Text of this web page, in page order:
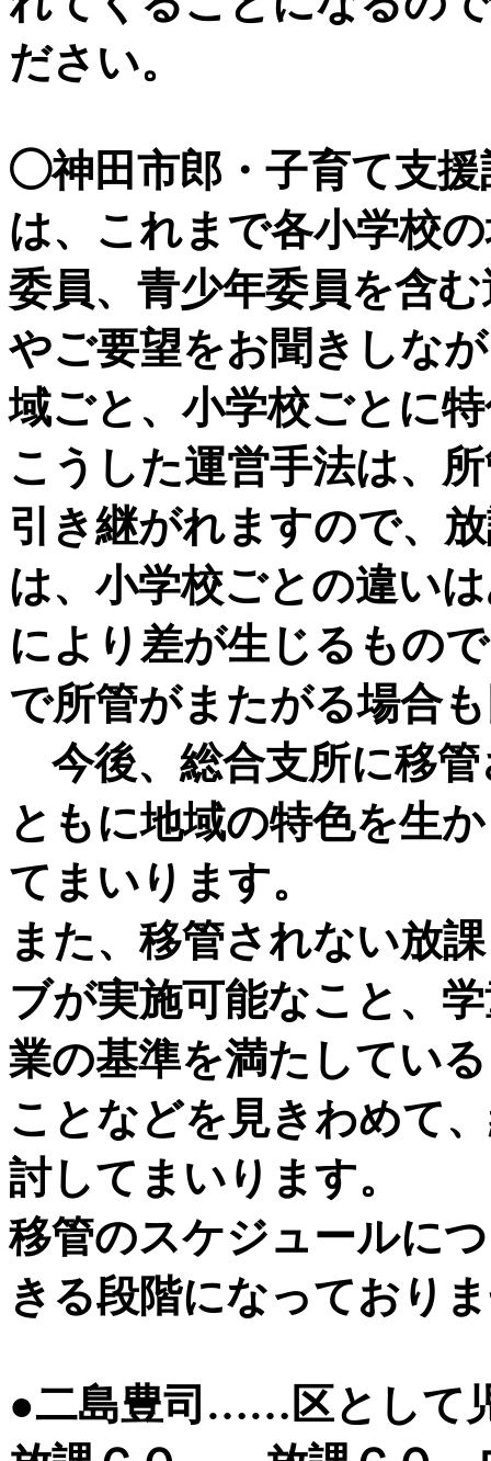
ださい。
◯神田市郎・子育て支
は、これまで各小学校
委員、青少年委員を含
やご要望をお聞きしな
域ごと、小学校ごとに
こうした運営手法は、
引き継がれますので、
は、小学校ごとの違い
により差が生じるもの
で所管がまたがる場合
今後、総合支所に移
ともに地域の特色を生
てまいります。
また、移管されない放
ブが実施可能なこと、
業の基準を満たしてい
ことなどを見きわめて
討してまいります。
移管のスケジュールに
きる段階になっており
●二島豊司……区として